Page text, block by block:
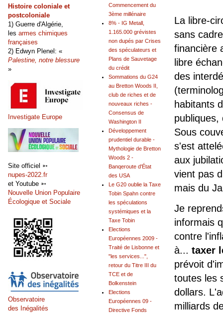
La libre-
sans
financière
libre
des
habitants
publiques,
Sous
s'est
aux
vient pas
mais du
Je
informais
contre
à... taxer
prévoit
toutes les
dollars.
milliards
Commencement du
3ème millénaire
8% - IG Metall,
1.165.000 grévistes
non dupés par Crises
des spéculateurs et
Plans de Sauvetage
du crédit
Sommations du G24
au Bretton Woods II,
club de riches et de
nouveaux riches -
Consensus de
Washington II
Développement
prudentiel durable -
Mythologie de Bretton
Woods 2 -
Banqeroute d'État
des USA
Le G20 oublie la Taxe
Tobin Spahn contre
les spéculations
systémiques et la
Taxe Tobin
Elections
Européennes 2009 -
Traité de Lisbonne et
"les services...",
retour du Titre III du
TCE et de
Bolkenstein
Elections
Européennes 09 -
Directive Fonds
Histoire coloniale et
postcoloniale
1) Guerre d'Algérie,
les armes chimiques
françaises
2) Edwyn Plenel: «
Palestine, notre blessure
»
Investigate Europe
Site officiel ➳
nupes-2022.fr
et Youtube ➳
Nouvelle Union Populaire
Écologique et Sociale
Observatoire
des Inégalités